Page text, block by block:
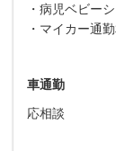
・病児ベビー
・マイカー通
車通勤
応相談